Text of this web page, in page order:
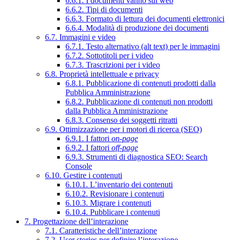
6.6.2. Tipi di documenti
6.6.3. Formato di lettura dei documenti elettronici
6.6.4. Modalità di produzione dei documenti
6.7. Immagini e video
6.7.1. Testo alternativo (alt text) per le immagini
6.7.2. Sottotitoli per i video
6.7.3. Trascrizioni per i video
6.8. Proprietà intellettuale e privacy
6.8.1. Pubblicazione di contenuti prodotti dalla
Pubblica Amministrazione
6.8.2. Pubblicazione di contenuti non prodotti
dalla Pubblica Amministrazione
6.8.3. Consenso dei soggetti ritratti
6.9. Ottimizzazione per i motori di ricerca (SEO)
6.9.1. I fattori on-page
6.9.2. I fattori off-page
6.9.3. Strumenti di diagnostica SEO: Search
Console
6.10. Gestire i contenuti
6.10.1. L’inventario dei contenuti
6.10.2. Revisionare i contenuti
6.10.3. Migrare i contenuti
6.10.4. Pubblicare i contenuti
7. Progettazione dell’interazione
7.1. Caratteristiche dell’interazione